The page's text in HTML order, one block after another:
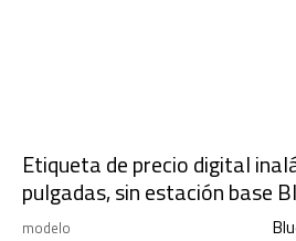
Etiqueta de precio digital
pulgadas, sin estación base
modelo